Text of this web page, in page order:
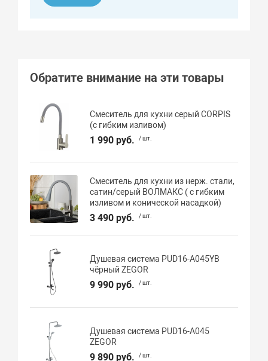
Обратите внимание на эти товары
Смеситель для кухни серый CORPIS
(с гибким изливом)
1 990 руб. / шт.
Смеситель для кухни из нерж. стали,
сатин/серый ВОЛМАКС ( с гибким
изливом и конической насадкой)
3 490 руб. / шт.
Душевая система PUD16-A045YB
чёрный ZEGOR
9 990 руб. / шт.
Душевая система PUD16-A045
ZEGOR
9 890 руб. / шт.